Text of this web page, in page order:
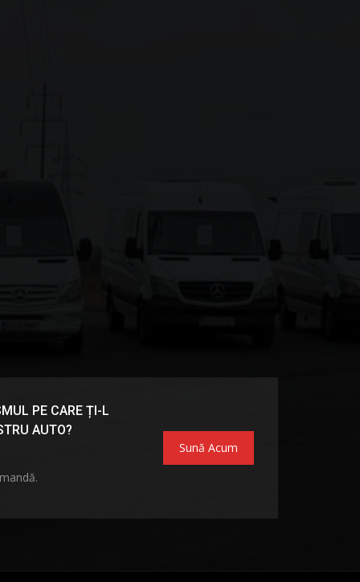
PE CARE ȚI-L
AUTO?
Sună Acum